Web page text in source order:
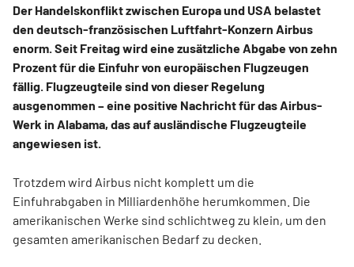
Der Handelskonflikt zwischen Europa und USA belastet
den deutsch-französischen Luftfahrt-Konzern Airbus
enorm. Seit Freitag wird eine zusätzliche Abgabe von zehn
Prozent für die Einfuhr von europäischen Flugzeugen
fällig. Flugzeugteile sind von dieser Regelung
ausgenommen – eine positive Nachricht für das Airbus-
Werk in Alabama, das auf ausländische Flugzeugteile
angewiesen ist.
Trotzdem wird Airbus nicht komplett um die
Einfuhrabgaben in Milliardenhöhe herumkommen. Die
amerikanischen Werke sind schlichtweg zu klein, um den
gesamten amerikanischen Bedarf zu decken.